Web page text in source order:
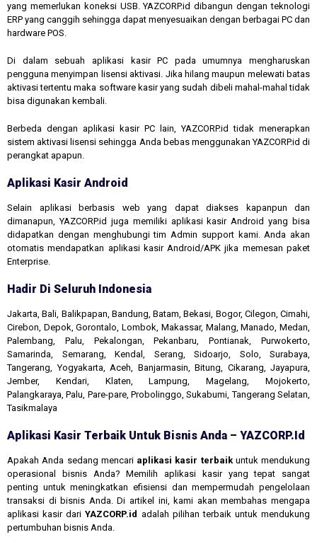
yang memerlukan koneksi USB. YAZCORP.id dibangun dengan teknologi
ERP yang canggih sehingga dapat menyesuaikan dengan berbagai PC dan
hardware POS.
Di dalam sebuah aplikasi kasir PC pada umumnya mengharuskan
pengguna menyimpan lisensi aktivasi. Jika hilang maupun melewati batas
aktivasi tertentu maka software kasir yang sudah dibeli mahal-mahal tidak
bisa digunakan kembali.
Berbeda dengan aplikasi kasir PC lain, YAZCORP.id tidak menerapkan
sistem aktivasi lisensi sehingga Anda bebas menggunakan YAZCORP.id di
perangkat apapun.
Aplikasi Kasir Android
Selain aplikasi berbasis web yang dapat diakses kapanpun dan
dimanapun, YAZCORP.id juga memiliki aplikasi kasir Android yang bisa
didapatkan dengan menghubungi tim Admin support kami. Anda akan
otomatis mendapatkan aplikasi kasir Android/APK jika memesan paket
Enterprise.
Hadir Di Seluruh Indonesia
Jakarta, Bali, Balikpapan, Bandung, Batam, Bekasi, Bogor, Cilegon, Cimahi,
Cirebon, Depok, Gorontalo, Lombok, Makassar, Malang, Manado, Medan,
Palembang, Palu, Pekalongan, Pekanbaru, Pontianak, Purwokerto,
Samarinda, Semarang, Kendal, Serang, Sidoarjo, Solo, Surabaya,
Tangerang, Yogyakarta, Aceh, Banjarmasin, Bitung, Cikarang, Jayapura,
Jember, Kendari, Klaten, Lampung, Magelang, Mojokerto,
Palangkaraya, Palu, Pare-pare, Probolinggo, Sukabumi, Tangerang Selatan,
Tasikmalaya
Aplikasi Kasir Terbaik Untuk Bisnis Anda – YAZCORP.id
Apakah Anda sedang mencari aplikasi kasir terbaikuntuk mendukung
operasional bisnis Anda? Memilih aplikasi kasir yang tepat sangat
penting untuk meningkatkan efisiensi dan mempermudah pengelolaan
transaksi di bisnis Anda. Di artikel ini, kami akan membahas mengapa
aplikasi kasir dariYAZCORP.id adalah pilihan terbaik untuk mendukung
pertumbuhan bisnis Anda.